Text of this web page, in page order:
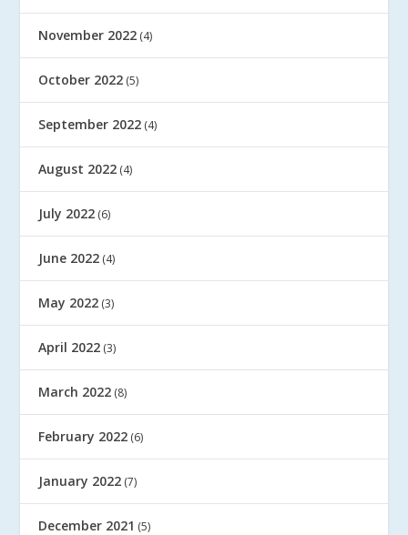
November 2022 (4)
October 2022 (5)
September 2022 (4)
August 2022 (4)
July 2022 (6)
June 2022 (4)
May 2022 (3)
April 2022 (3)
March 2022 (8)
February 2022 (6)
January 2022 (7)
December 2021 (5)